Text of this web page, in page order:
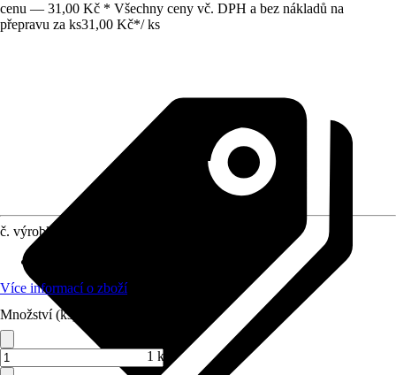
cenu — 31,00 Kč * Všechny ceny vč. DPH a bez nákladů na
přepravu za ks31,00 Kč*/ ks
č. výrobku
Více informací o zboží
Množství (ks)
1 ks